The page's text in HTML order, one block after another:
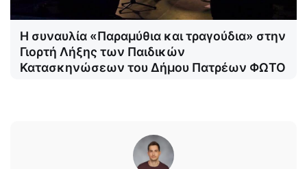
Η συναυλία «Παραμύθια και τραγούδια» στην
Γιορτή Λήξης των Παιδικών
Κατασκηνώσεων του Δήμου Πατρέων ΦΩΤΟ